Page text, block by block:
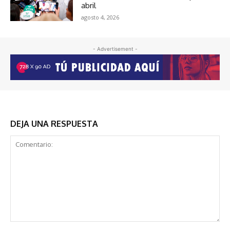
abril
agosto 4, 2026
- Advertisement -
DEJA UNA RESPUESTA